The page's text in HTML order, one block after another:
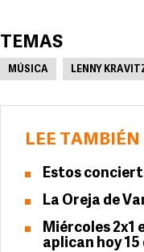
TEMAS
MÚSICA LENNY
LEE TAMBIÉN
Estos
La Oreja de
Miércoles 2x1
aplican hoy